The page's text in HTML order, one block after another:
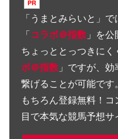
「うまとみらいと 」
「コラボ＠指数 」を
ちょっととっつきに
ボ＠指数 」ですが、
繋げることが可能です。
もちろん登録無料！
目で本気な競馬予想サ